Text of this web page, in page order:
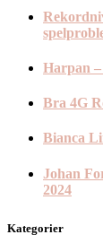
Harpan –
Bra 4G
Bianca
Johan
2024
Kategorier